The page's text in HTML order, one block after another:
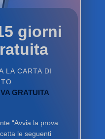
giorni
LA CARTA DI
GRATUITA
“Avvia la prova
le seguenti